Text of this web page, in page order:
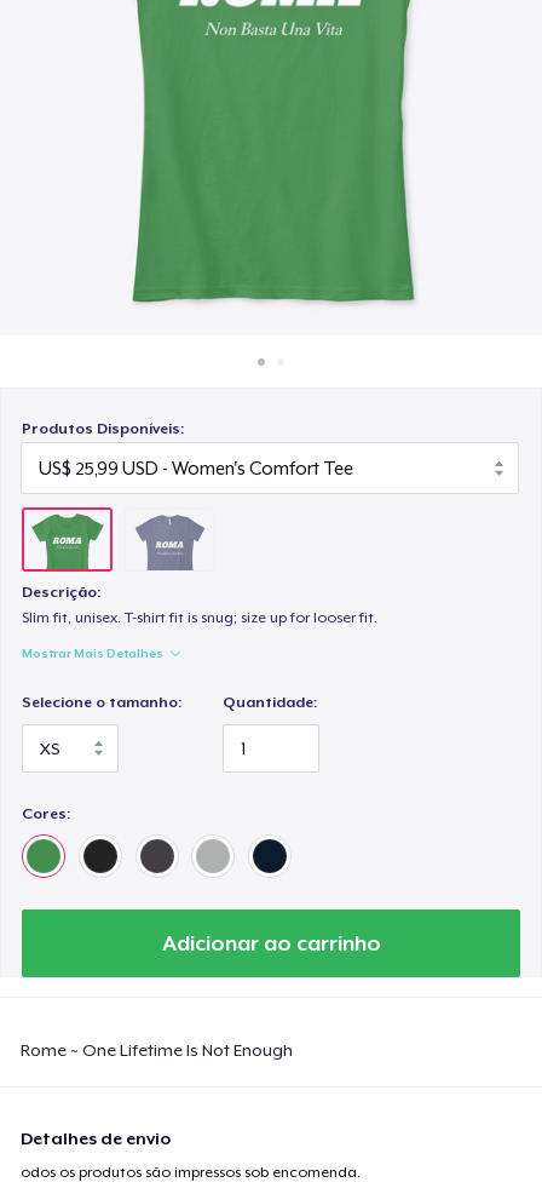
Produtos Disponíveis:
Descrição:
Slim fit, unisex. T-shirt fit is snug; size up for looser fit.
Mostrar Mais Detalhes
Selecione o tamanho: Quantidade:
Cores:
Adicionar ao carrinho
Rome ~ One Lifetime Is Not Enough
Detalhes de envio
odos os produtos são impressos sob encomenda.